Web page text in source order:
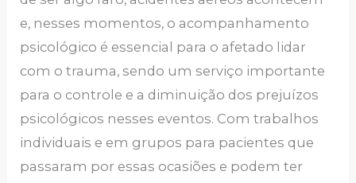
e, nesses momentos, o acompanhamento
psicológico é essencial para o afetado lidar
com o trauma, sendo um serviço importante
para o controle e a diminuição dos prejuízos
psicológicos nesses eventos. Com trabalhos
individuais e em grupos para pacientes que
passaram por essas ocasiões e podem ter